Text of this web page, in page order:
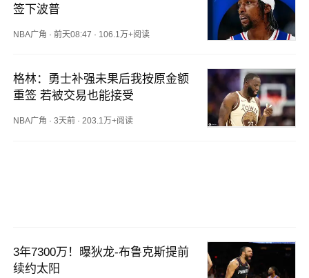
签下波普
NBA广角 ·前天08:47 · 106.1万+阅读
格林：勇士补强未果后我按原金额
重签 若被交易也能接受
NBA广角 ·3天前 ·203.1万+阅读
3年7300万！曝狄龙-布鲁克斯提前
续约太阳